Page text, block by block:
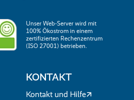
Unser Web-Server wird mit
100% Ökostrom in einem
zertifizierten Rechenzentrum
(ISO 27001) betrieben.
KONTAKT
Kontakt und Hilfe